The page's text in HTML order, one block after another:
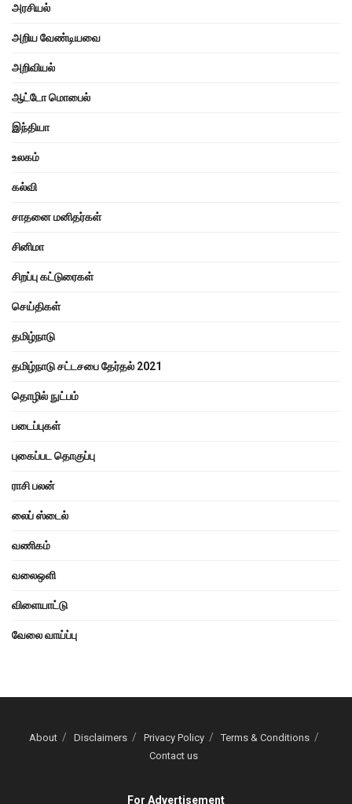
அரசியல்
அறிய வேண்டியவை
அறிவியல்
ஆட்டோ மொபைல்
இந்தியா
உலகம்
கல்வி
சாதனை மனிதர்கள்
சினிமா
சிறப்பு கட்டுரைகள்
செய்திகள்
தமிழ்நாடு
தமிழ்நாடு சட்டசபை தேர்தல் 2021
தொழில் நுட்பம்
படைப்புகள்
புகைப்பட தொகுப்பு
ராசி பலன்
லைப் ஸ்டைல்
வணிகம்
வலைஒளி
விளையாட்டு
வேலை வாய்ப்பு
About Disclaimers Privacy Policy
Terms & Conditions
Contact us
For Advertisement